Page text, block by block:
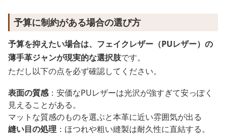
予算に制約がある場合の選び方
予算を抑えたい場合は、フェイクレザー（PUレザー）の
薄手革ジャンが現実的な選択肢です。
ただし以下の点を必ず確認してください。
表面の質感：安価なPUレザーは光沢が強すぎて安っぽく
見えることがある。
マットな質感のものを選ぶと本革に近い雰囲気が出る
縫い目の処理 ：ほつれや粗い縫製は耐久性に直結する。